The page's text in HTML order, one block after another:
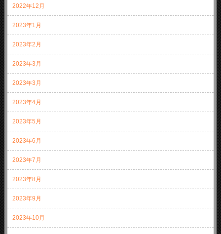
2022年12月
2023年1月
2023年2月
2023年3月
2023年3月
2023年4月
2023年5月
2023年6月
2023年7月
2023年8月
2023年9月
2023年10月